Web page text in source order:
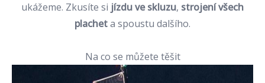
ukážeme. Zkusíte si jízdu ve skluzu, strojení všech
placheta spoustu dalšího.
Na co se můžete těšit